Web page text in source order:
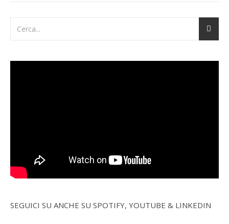
SEGUICI SU ANCHE SU SPOTIFY, YOUTUBE & LINKEDIN